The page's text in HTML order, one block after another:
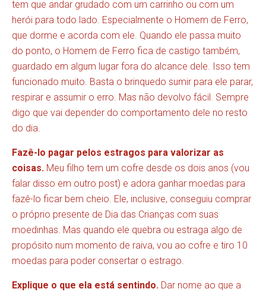
tem que andar grudado com um carrinho ou com um
herói para todo lado. Especialmente o Homem de Ferro,
que dorme e acorda com ele. Quando ele passa muito
do ponto, o Homem de Ferro fica de castigo também,
guardado em algum lugar fora do alcance dele. Isso tem
funcionado muito. Basta o brinquedo sumir para ele parar,
respirar e assumir o erro. Mas não devolvo fácil. Sempre
digo que vai depender do comportamento dele no resto
do dia.
Fazê-lo pagar pelos estragos para valorizar as
coisas. Meu filho tem um cofre desde os dois anos (vou
falar disso em outro post) e adora ganhar moedas para
fazê-lo ficar bem cheio. Ele, inclusive, conseguiu comprar
o próprio presente de Dia das Crianças com suas
moedinhas. Mas quando ele quebra ou estraga algo de
propósito num momento de raiva, vou ao cofre e tiro 10
moedas para poder consertar o estrago.
Explique o que ela está sentindo. Dar nome ao que a